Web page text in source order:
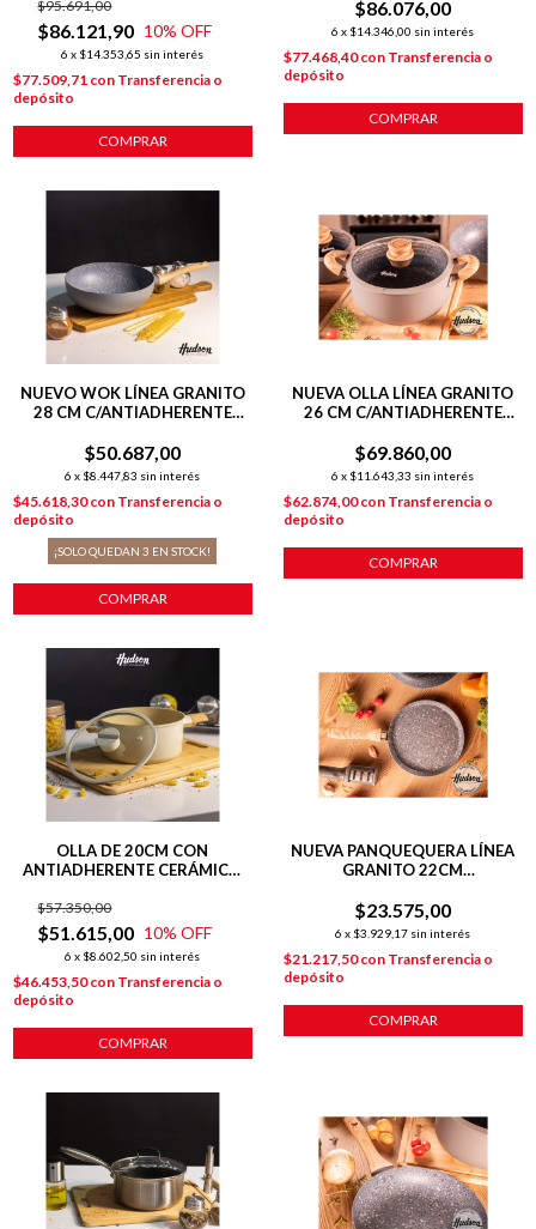
$86.121,90
$95.691,00
10% OFF
6 x $14.353,65 sin interés
$77.509,71 con Transferencia o
depósito
COMPRAR
$86.076,00
6 x $14.346,00 sin interés
$77.468,40con Transferencia o
depósito
COMPRAR
NUEVO WOK LÍNEA GRANITO
28 CM C/ANTIADHERENTE
$50.687,00
6 x $8.447,83 sin interés
$45.618,30con Transferencia o
depósito
¡SOLO QUEDAN3 EN STOCK!
COMPRAR
NUEVA OLLA LÍNEA GRANITO
26 CM C/ANTIADHERENTE
$69.860,00
6 x $11.643,33 sin interés
$62.874,00con Transferencia o
depósito
COMPRAR
OLLA DE 20CM CON
ANTIADHERENTE CERÁMICO
INDUCCIÓN
$51.615,00
$57.350,00
10% OFF
6 x $8.602,50 sin interés
$46.453,50con Transferencia o
depósito
COMPRAR
NUEVA PANQUEQUERA LÍNEA
GRANITO 22CM
$23.575,00
6 x $3.929,17 sin interés
$21.217,50con Transferencia o
depósito
COMPRAR